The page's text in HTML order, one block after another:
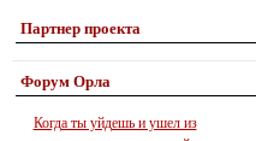
Партнер проекта
Форум Орла
Когда ты уйдешь и ушел из